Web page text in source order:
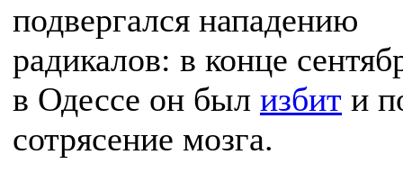
подвергался нападению
радикалов: в конце
в Одессе он был избит и
сотрясение мозга.